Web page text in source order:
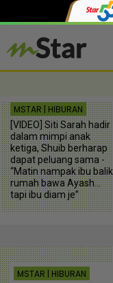
MSTAR | HIBURAN
[VIDEO] Siti Sarah hadir
dalam mimpi anak
ketiga, Shuib berharap
dapat peluang sama -
“Matin nampak ibu balik
rumah bawa Ayash...
tapi ibu diam je”
MSTAR | HIBURAN